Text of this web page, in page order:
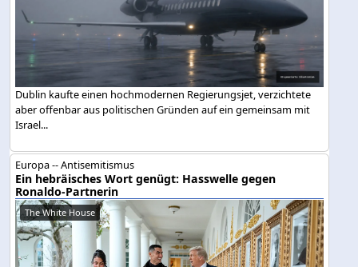
Dublin kaufte einen hochmodernen Regierungsjet, verzichtete
aber offenbar aus politischen Gründen auf ein gemeinsam mit
Israel...
Europa -- Antisemitismus
Ein hebräisches Wort genügt: Hasswelle gegen
Ronaldo-Partnerin
The White House